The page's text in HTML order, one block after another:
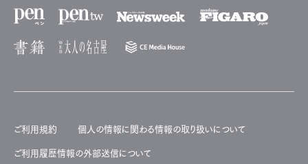
ご利用規約 個人の情報に関わる情報の取り扱いについて
ご利用履歴情報の外部送信について